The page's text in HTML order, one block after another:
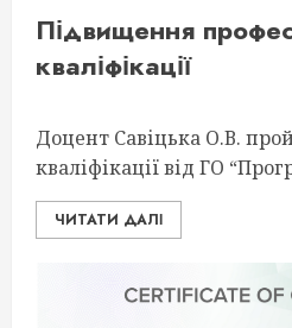
Підвищення
кваліфікації
Доцент Савіцька О.В.
кваліфікації від ГО
ЧИТАТИ ДАЛІ